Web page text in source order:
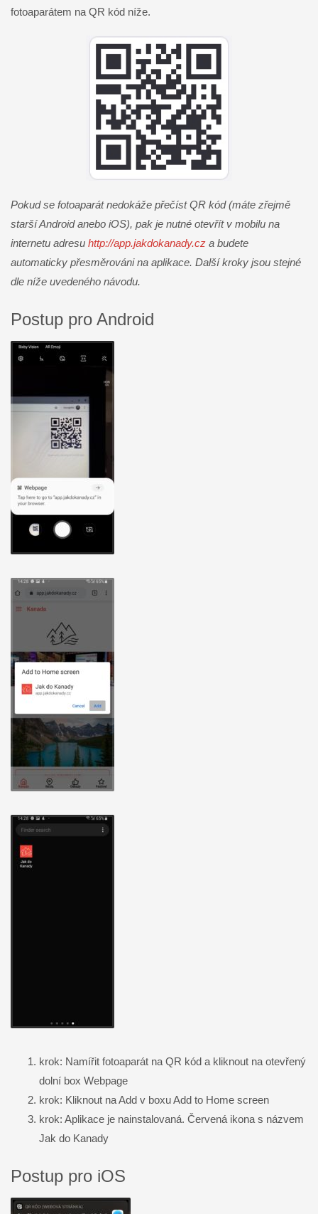
fotoaparátem na QR kód níže.
Pokud se fotoaparát nedokáže přečíst QR kód (máte zřejmě
starší Android anebo iOS), pak je nutné otevřít v mobilu na
internetu adresu http://app.jakdokanady.cz a budete
automaticky přesměrováni na aplikace. Další kroky jsou stejné
dle níže uvedeného návodu.
Postup pro Android
krok: Namířit fotoaparát na QR kód a kliknout na otevřený
dolní box Webpage
krok: Kliknout na Add v boxu Add to Home screen
krok: Aplikace je nainstalovaná. Červená ikona s názvem
Jak do Kanady
Postup pro iOS